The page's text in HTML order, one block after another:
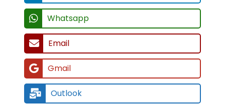
Whatsapp
Email
Gmail
Outlook